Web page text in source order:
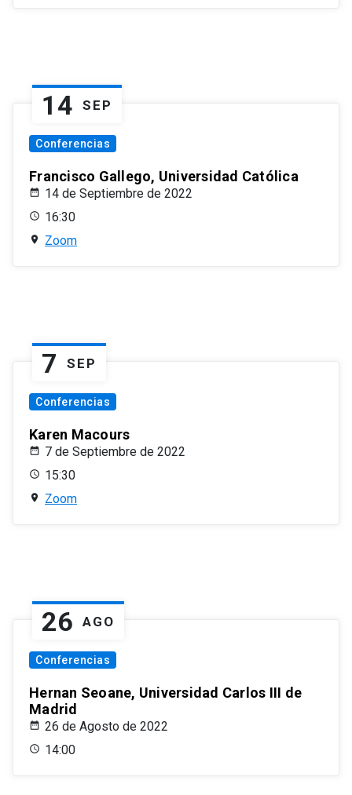
14 SEP
Conferencias
Francisco Gallego, Universidad Católica
14 de Septiembre de 2022
16:30
Zoom
7 SEP
Conferencias
Karen Macours
7 de Septiembre de 2022
15:30
Zoom
26 AGO
Conferencias
Hernan Seoane, Universidad Carlos III de
Madrid
26 de Agosto de 2022
14:00